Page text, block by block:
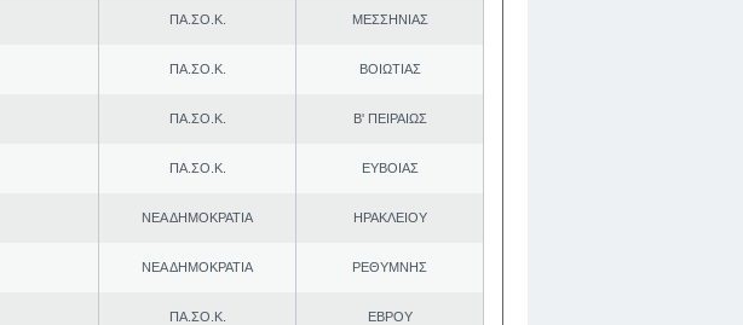
ΠΑ.ΣΟ.Κ. ΜΕΣΣΗΝΙΑΣ
ΠΑ.ΣΟ.Κ. ΒΟΙΩΤΙΑΣ
ΠΑ.ΣΟ.Κ. Β' ΠΕΙΡΑΙΩΣ
ΠΑ.ΣΟ.Κ. ΕΥΒΟΙΑΣ
ΝΕΑ ΔΗΜΟΚΡΑΤΙΑ ΗΡΑΚΛΕΙΟΥ
ΝΕΑ ΔΗΜΟΚΡΑΤΙΑ ΡΕΘΥΜΝΗΣ
ΠΑ.ΣΟ.Κ. ΕΒΡΟΥ